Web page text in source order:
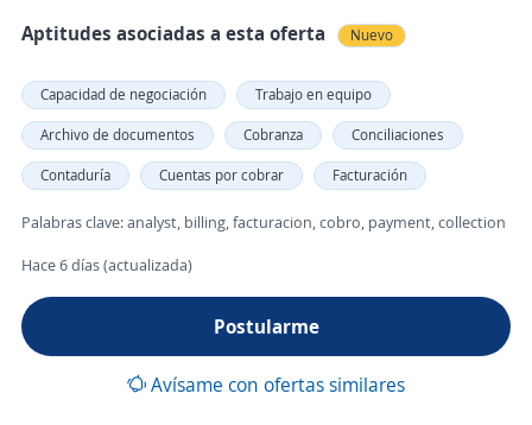
Aptitudes asociadas a esta oferta
Nuevo
Capacidad de negociación
Trabajo en equipo
Archivo de documentos
Cobranza
Conciliaciones
Contaduría
Cuentas por cobrar Facturación
Palabras clave: analyst, billing, facturacion, cobro, payment, collection
Hace 6 días (actualizada)
Postularme
Avísame con ofertas similares